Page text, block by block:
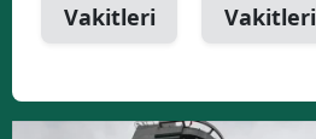
Vakitleri
Vakitleri